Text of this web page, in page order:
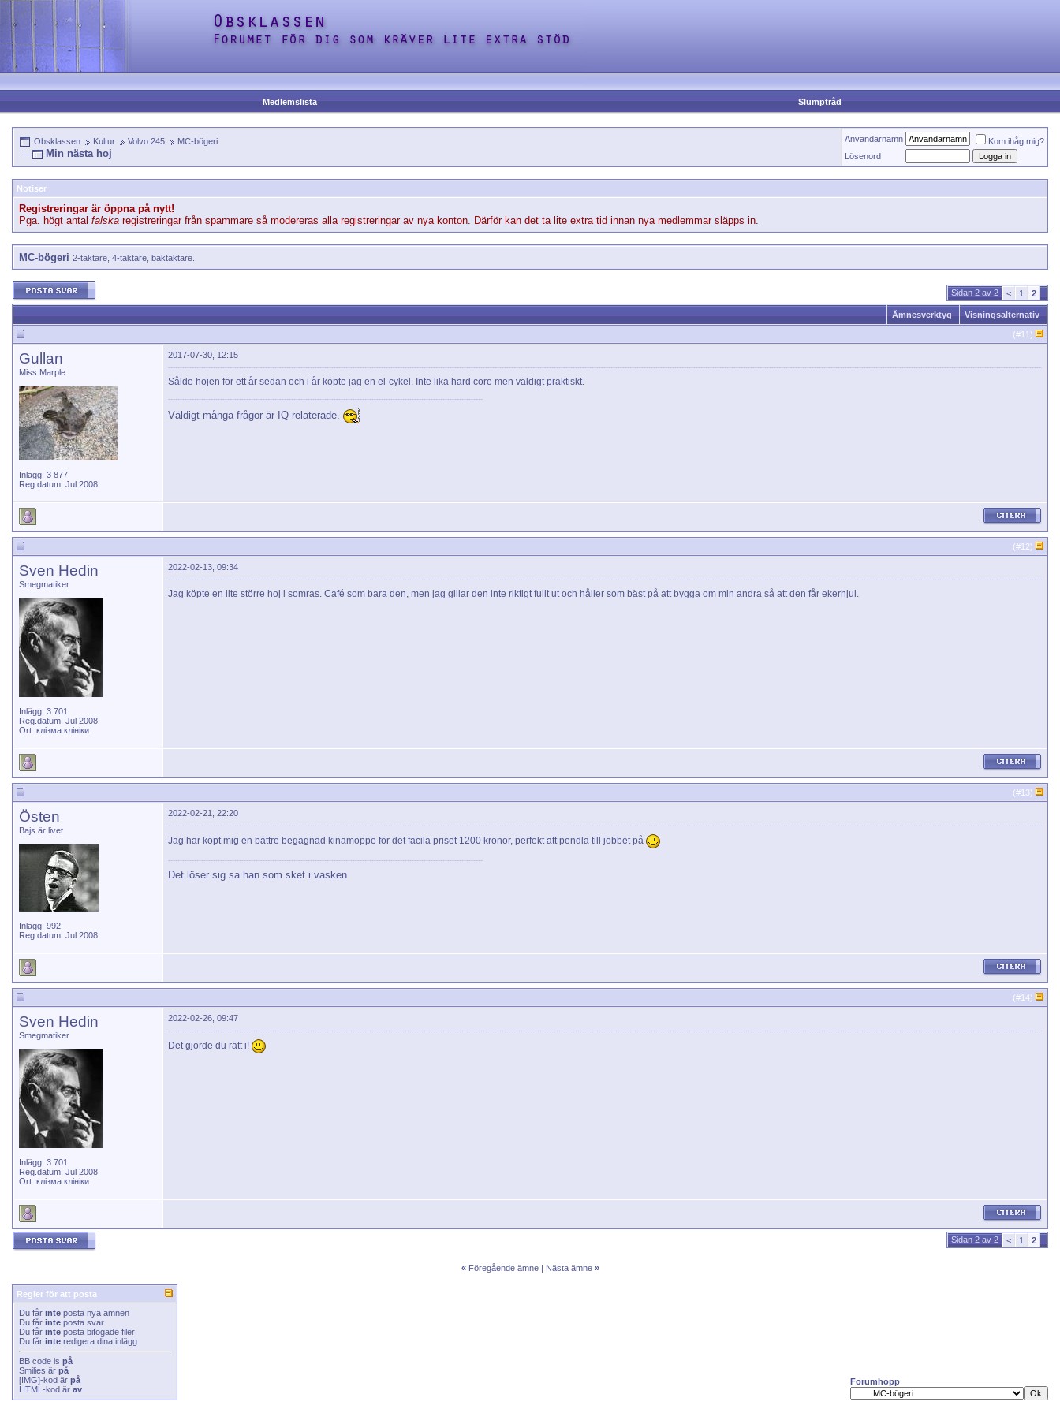
Medlemslista Slumptråd
Obsklassen Kultur Volvo 245 MC-bögeri
Min nästa hoj
Användarnamn
Kom ihåg mig?
Lösenord
Notiser
Registreringar är öppna på nytt!
Pga. högt antal falska registreringar från spammare så modereras alla registreringar av nya konton. Därför kan det ta lite extra tid innan nya medlemmar släpps in.
MC-bögeri 2-taktare, 4-taktare, baktaktare.
Sidan 2 av 2 < 1 2
Ämnesverktyg Visningsalternativ
(#11)
Gullan
Miss Marple
Inlägg: 3 877
Reg.datum: Jul 2008
2017-07-30, 12:15
Sålde hojen för ett år sedan och i år köpte jag en el-cykel. Inte lika hard core men väldigt praktiskt.
Väldigt många frågor är IQ-relaterade.
(#12)
Sven Hedin
Smegmatiker
Inlägg: 3 701
Reg.datum: Jul 2008
Ort: клізма клініки
2022-02-13, 09:34
Jag köpte en lite större hoj i somras. Café som bara den, men jag gillar den inte riktigt fullt ut och håller som bäst på att bygga om min andra så att den får ekerhjul.
(#13)
Östen
Bajs är livet
Inlägg: 992
Reg.datum: Jul 2008
2022-02-21, 22:20
Jag har köpt mig en bättre begagnad kinamoppe för det facila priset 1200 kronor, perfekt att pendla till jobbet på
Det löser sig sa han som sket i vasken
(#14)
Sven Hedin
Smegmatiker
Inlägg: 3 701
Reg.datum: Jul 2008
Ort: клізма клініки
2022-02-26, 09:47
Det gjorde du rätt i!
Sidan 2 av 2 < 1 2
« Föregående ämne| Nästa ämne »
Regler för att posta
Du får inte posta nya ämnen
Du får inte posta svar
Du får inte posta bifogade filer
Du får inte redigera dina inlägg
BB code is på
Smilies är på
[IMG]-kod är på
HTML-kod är av
Forumhopp